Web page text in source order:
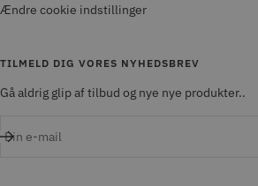
Ændre cookie indstillinger
TILMELD DIG VORES NYHEDSBREV
Gå aldrig glip af tilbud og nye nye produkter..
Din e-mail